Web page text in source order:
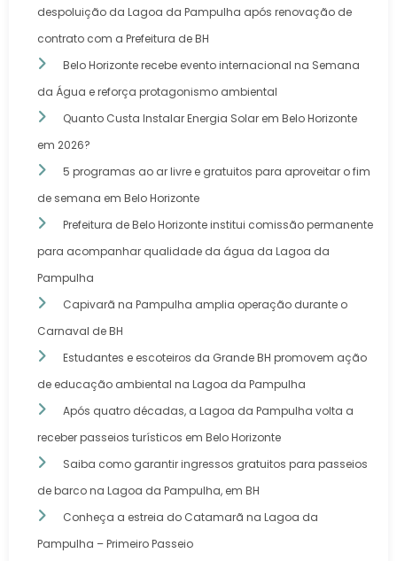
despoluição da Lagoa da Pampulha após renovação de
contrato com a Prefeitura de BH
Belo Horizonte recebe evento internacional na Semana
da Água e reforça protagonismo ambiental
Quanto Custa Instalar Energia Solar em Belo Horizonte
em 2026?
5 programas ao ar livre e gratuitos para aproveitar o fim
de semana em Belo Horizonte
Prefeitura de Belo Horizonte institui comissão permanente
para acompanhar qualidade da água da Lagoa da
Pampulha
Capivarã na Pampulha amplia operação durante o
Carnaval de BH
Estudantes e escoteiros da Grande BH promovem ação
de educação ambiental na Lagoa da Pampulha
Após quatro décadas, a Lagoa da Pampulha volta a
receber passeios turísticos em Belo Horizonte
Saiba como garantir ingressos gratuitos para passeios
de barco na Lagoa da Pampulha, em BH
Conheça a estreia do Catamarã na Lagoa da
Pampulha – Primeiro Passeio